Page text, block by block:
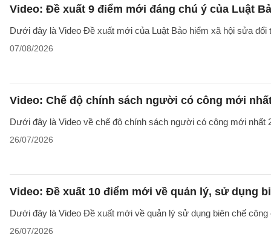
Video: Đề xuất 9 điểm mới đáng chú ý của Luật
Dưới đây là Video Đề xuất mới của Luật Bảo hiểm xã hội sửa
07/08/2026
Video: Chế độ chính sách người có công mới
Dưới đây là Video về chế độ chính sách người có công mới nhất
26/07/2026
Video: Đề xuất 10 điểm mới về quản lý, sử dụng
Dưới đây là Video Đề xuất mới về quản lý sử dụng biên chế
26/07/2026